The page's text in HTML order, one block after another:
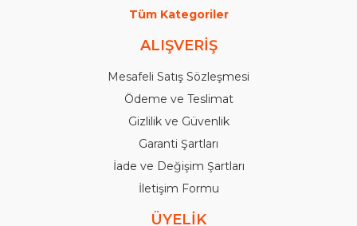
Tüm Kategoriler
ALIŞVERİŞ
Mesafeli Satış Sözleşmesi
Ödeme ve Teslimat
Gizlilik ve Güvenlik
Garanti Şartları
İade ve Değişim Şartları
İletişim Formu
ÜYELİK